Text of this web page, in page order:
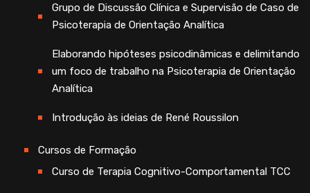
Grupo de Discussão Clínica e Supervisão de Caso de
Psicoterapia de Orientação Analítica
Elaborando hipóteses psicodinâmicas e delimitando
um foco de trabalho na Psicoterapia de Orientação
Analítica
Introdução às ideias de René Roussilon
Cursos de Formação
Curso de Terapia Cognitivo-Comportamental TCC